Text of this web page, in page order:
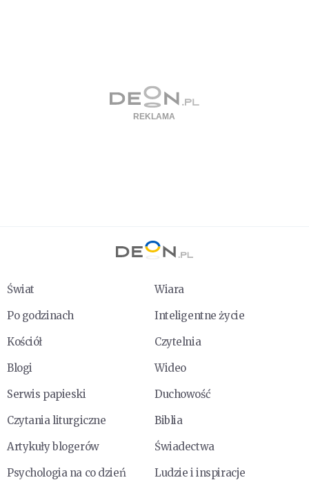
Świat
Wiara
Po godzinach
Inteligentne życie
Kościół
Czytelnia
Blogi
Wideo
Serwis papieski
Duchowość
Czytania liturgiczne
Biblia
Artykuły blogerów
Świadectwa
Psychologia na co dzień
Ludzie i inspiracje